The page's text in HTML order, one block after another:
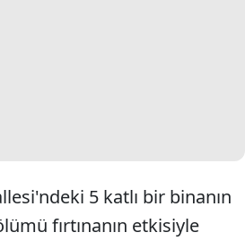
5 katlı bir binanın
fırtınanın etkisiyle